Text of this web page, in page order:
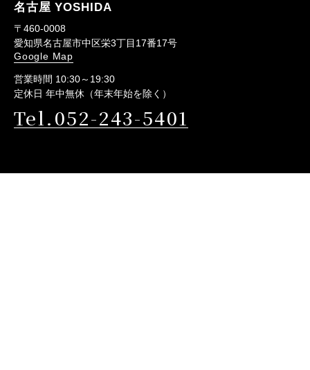
名古屋 YOSHIDA
〒460-0008
愛知県名古屋市中区栄3丁目17番17号
Google Map
営業時間 10:30～19:30
定休日 年中無休（年末年始を除く）
Tel.052-243-5401